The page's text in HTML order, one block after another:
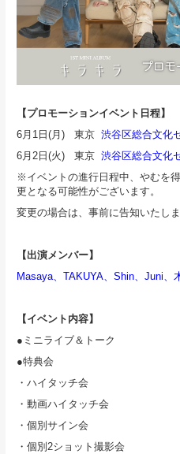
【プロモーションイベント日程】
6月1日(月) 東京 渋谷区総合文化
6月2日(火) 東京 渋谷区総合文化
※イベントの進行日程中、やむを
更となる可能性がございます。
変更の場合は、事前に告知いたし
【出演メンバー】
Masaya、TAKUYA、Shin、Juni、
【イベント内容】
●ミニライブ＆トーク
●特典会
・ハイタッチ会
・動画ハイタッチ会
・個別サイン会
・個別2ショット撮影会